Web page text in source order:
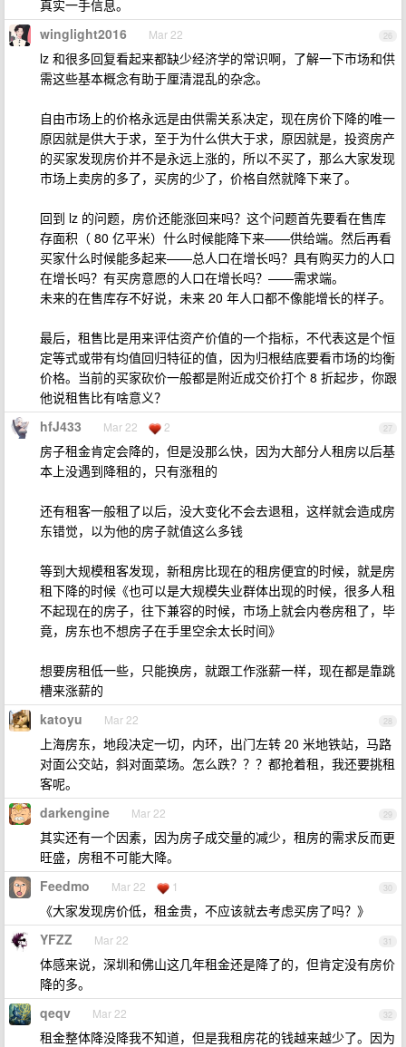
真实一手信息。
26
winglight2016 Mar 22
lz 和很多回复看起来都缺少经济学的常识啊，了解一下市场和供
需这些基本概念有助于厘清混乱的杂念。
自由市场上的价格永远是由供需关系决定，现在房价下降的唯一
原因就是供大于求，至于为什么供大于求，原因就是，投资房产
的买家发现房价并不是永远上涨的，所以不买了，那么大家发现
市场上卖房的多了，买房的少了，价格自然就降下来了。
回到 lz 的问题，房价还能涨回来吗？这个问题首先要看在售库
存面积（ 80 亿平米）什么时候能降下来——供给端。然后再看
买家什么时候能多起来——总人口在增长吗？具有购买力的人口
在增长吗？有买房意愿的人口在增长吗？——需求端。
未来的在售库存不好说，未来 20 年人口都不像能增长的样子。
最后，租售比是用来评估资产价值的一个指标，不代表这是个恒
定等式或带有均值回归特征的值，因为归根结底要看市场的均衡
价格。当前的买家砍价一般都是附近成交价打个 8 折起步，你跟
他说租售比有啥意义？
27
hfJ433 Mar 22 2
房子租金肯定会降的，但是没那么快，因为大部分人租房以后基
本上没遇到降租的，只有涨租的
还有租客一般租了以后，没大变化不会去退租，这样就会造成房
东错觉，以为他的房子就值这么多钱
等到大规模租客发现，新租房比现在的租房便宜的时候，就是房
租下降的时候《也可以是大规模失业群体出现的时候，很多人租
不起现在的房子，往下兼容的时候，市场上就会内卷房租了，毕
竟，房东也不想房子在手里空余太长时间》
想要房租低一些，只能换房，就跟工作涨薪一样，现在都是靠跳
槽来涨薪的
28
katoyu Mar 22
上海房东，地段决定一切，内环，出门左转 20 米地铁站，马路
对面公交站，斜对面菜场。怎么跌？？？都抢着租，我还要挑租
客呢。
29
darkengine Mar 22
其实还有一个因素，因为房子成交量的减少，租房的需求反而更
旺盛，房租不可能大降。
30
Feedmo Mar 22 1
《大家发现房价低，租金贵，不应该就去考虑买房了吗？》
31
YFZZ Mar 22
体感来说，深圳和佛山这几年租金还是降了的，但肯定没有房价
降的多。
32
qeqv Mar 22
租金整体降没降我不知道，但是我租房花的钱越来越少了。因为